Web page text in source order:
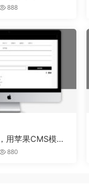
888
用苹果CMS模板
站
880